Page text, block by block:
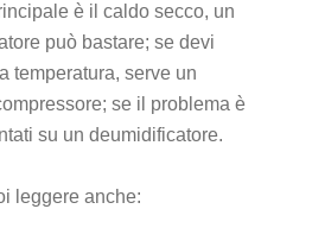
è il caldo secco, un
può bastare; se devi
temperatura, serve un
se il problema è
su un deumidificatore.
leggere anche: